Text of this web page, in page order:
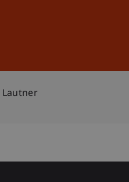
Lautner